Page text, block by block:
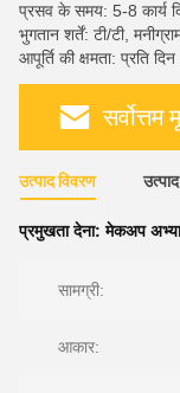
प्रसव के समय: 5-8 कार्य
भुगतान शर्तें: टी/टी,
आपूर्ति की क्षमता: प्रति
उत्पाद विवरण
प्रमुखता देना:मेकअप
सामग्री:
आकार: